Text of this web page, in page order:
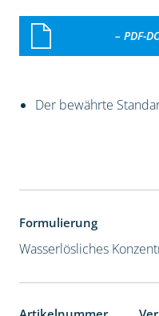
– PDF-
Der bewährte
Formulierung
Wasserlösliches